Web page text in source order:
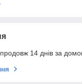
14 днів за